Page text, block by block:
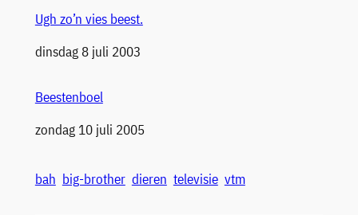
Ugh zo’n vies beest.
Datum
dinsdag 8 juli 2003
Beestenboel
Datum
zondag 10 juli 2005
bah big-brother dieren televisie vtm